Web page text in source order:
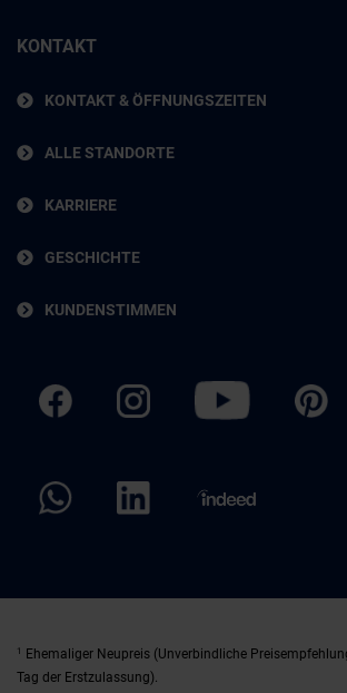
KONTAKT
KONTAKT & ÖFFNUNGSZEITEN
ALLE STANDORTE
KARRIERE
GESCHICHTE
KUNDENSTIMMEN
1
Ehemaliger Neupreis (Unverbindliche
Tag der Erstzulassung).